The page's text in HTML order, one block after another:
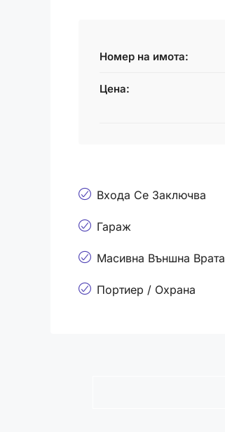
Номер на имота:
Цена:
Входа Се Заключва
Гараж
Масивна Външна Врата
Портиер / Охрана